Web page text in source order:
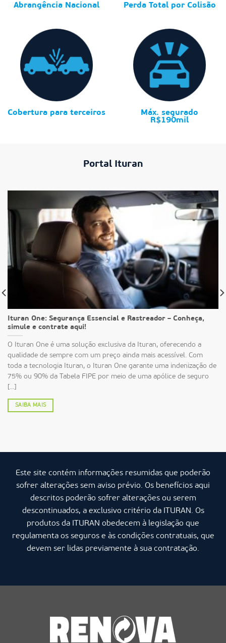
Abrangência Nacional Perda Total por Colisão
Cobertura para terceiros
Máx. segurado
R$190mil
Portal Ituran
Ituran One: Segurança Essencial e Rastreador – Conheça,
simule e contrate aqui!
O Ituran One é uma solução exclusiva da Ituran, oferecendo a
qualidade de sempre com um preço ainda mais acessível. Com
toda a tecnologia Ituran, o Ituran One garante uma indenização de
75% ou 90% da Tabela FIPE por meio de uma apólice de seguro
[...]
SAIBA MAIS
Este site contém informações resumidas que poderão
sofrer alterações sem aviso prévio. Os benefícios aqui
descritos poderão sofrer alterações ou serem
descontinuados, a exclusivo critério da ITURAN. Os
produtos da ITURAN obedecem à legislação que
regulamenta os seguros e às condições contratuais, que
devem ser lidas previamente à sua contratação.